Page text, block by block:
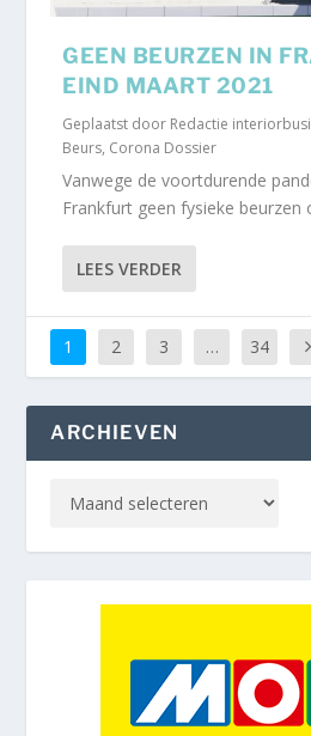
GEEN BEURZEN IN
EIND MAART 2021
Geplaatst door Redactie
Beurs, Corona Dossier
Vanwege de voortdurende
Frankfurt geen fysieke beurzen
LEES VERDER
1 2 3 … 34
ARCHIEVEN